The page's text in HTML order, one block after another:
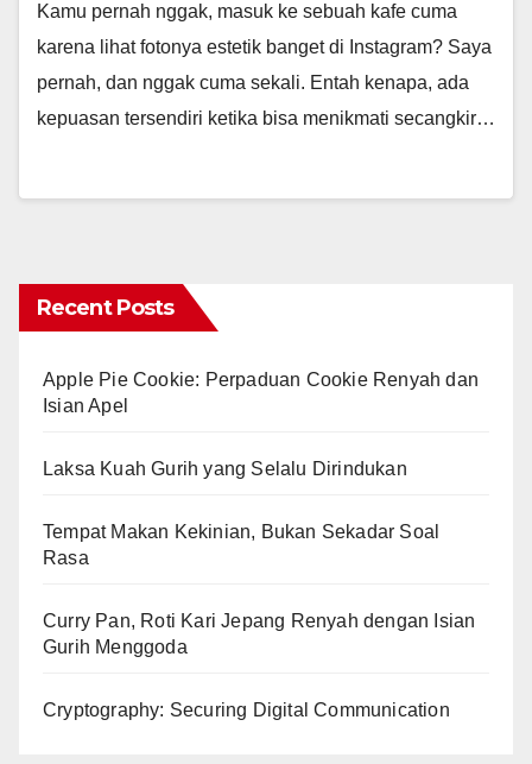
Kamu pernah nggak, masuk ke sebuah kafe cuma
karena lihat fotonya estetik banget di Instagram? Saya
pernah, dan nggak cuma sekali. Entah kenapa, ada
kepuasan tersendiri ketika bisa menikmati secangkir…
Recent Posts
Apple Pie Cookie: Perpaduan Cookie Renyah dan
Isian Apel
Laksa Kuah Gurih yang Selalu Dirindukan
Tempat Makan Kekinian, Bukan Sekadar Soal
Rasa
Curry Pan, Roti Kari Jepang Renyah dengan Isian
Gurih Menggoda
Cryptography: Securing Digital Communication